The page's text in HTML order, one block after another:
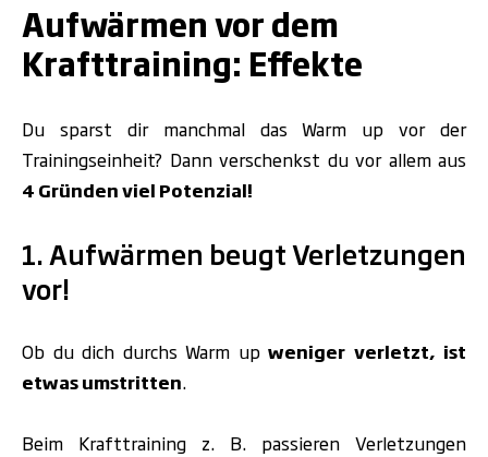
Aufwärmen vor dem
Krafttraining: Effekte
Du sparst dir manchmal das Warm up vor der
Trainingseinheit? Dann verschenkst du vor allem aus
4 Gründen viel Potenzial!
1. Aufwärmen beugt Verletzungen
vor!
Ob du dich durchs Warm up weniger verletzt, ist
etwas umstritten.
Beim Krafttraining z. B. passieren Verletzungen